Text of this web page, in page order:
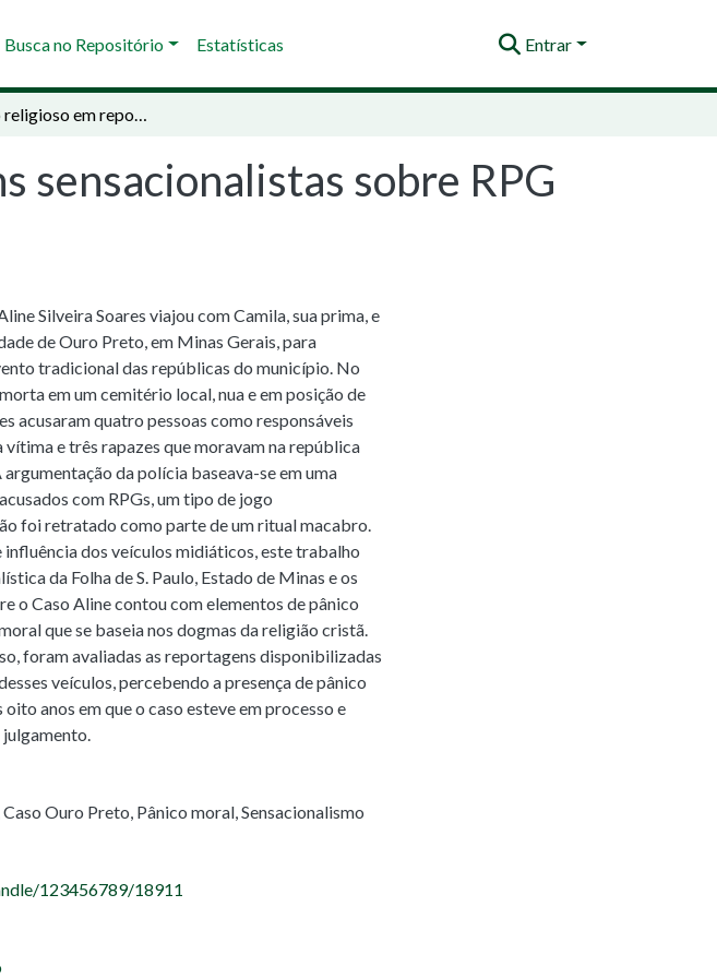
Busca no Repositório Estatísticas Entrar
O pânico religioso em reportagens sensacionalistas sobre RPG de mesa
sensacionalistas sobre RPG
Silveira Soares viajou com Camila, sua prima, e
de Ouro Preto, em Minas Gerais, para
tradicional das repúblicas do município. No
em um cemitério local, nua e em posição de
acusaram quatro pessoas como responsáveis
vítima e três rapazes que moravam na república
da polícia baseava-se em uma
com RPGs, um tipo de jogo
foi retratado como parte de um ritual macabro.
dos veículos midiáticos, este trabalho
da Folha de S. Paulo, Estado de Minas e os
o Caso Aline contou com elementos de pânico
que se baseia nos dogmas da religião cristã.
foram avaliadas as reportagens disponibilizadas
veículos, percebendo a presença de pânico
anos em que o caso esteve em processo e
julgamento.
Caso Ouro Preto, Pânico moral,Sensacionalismo
123456789/18911